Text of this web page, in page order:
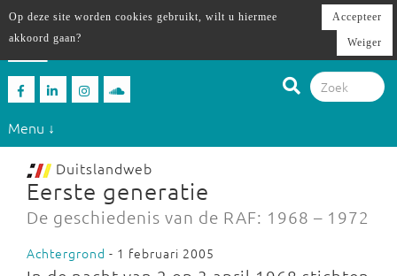
Menu ↓
Duitslandweb
Eerste generatie
De geschiedenis van de RAF: 1968 – 1972
Achtergrond - 1 februari 2005
Op deze site worden cookies gebruikt, wilt u hiermee
akkoord gaan?
Accepteer
Weiger